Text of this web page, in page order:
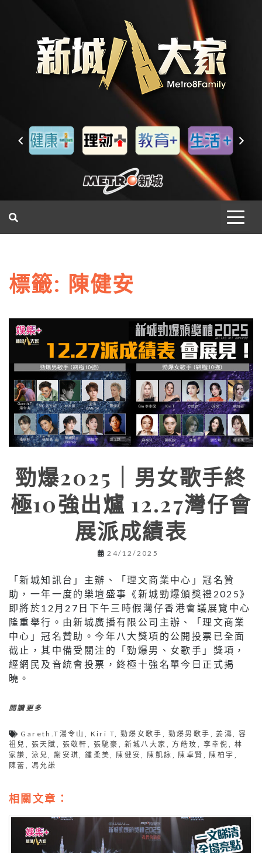
標籤: 陳健安
勁爆2025｜男女歌手終
極10強出爐 12.27灣仔會
展派成績表
24/12/2025
「新城知訊台」主辦、「理文商業中心」冠名贊
助，一年一度的樂壇盛事《新城勁爆頒獎禮2025》
即將於12月27日下午三時假灣仔香港會議展覽中心
隆重舉行。由新城廣播有限公司主辦、「理文商業
中心」冠名贊助。今年八大獎項的公開投票已全面
截止，其中備受關注的「勁爆男、女歌手」獎項，
經網民及音統會投票，終極十強名單今日正式揭
曉。
閱讀更多
Gareth.T湯令山 , Kiri T, 勁爆女歌手 , 勁爆男歌手 ,姜濤,容
祖兒 , 張天賦 , 張敬軒 , 張馳豪 , 新城八大家 ,方皓玟 , 李幸倪 , 林
家謙 , 泳兒,謝安琪,鍾柔美, 陳健安, 陳凱詠 , 陳卓賢 , 陳柏宇 ,
陳蕾 , 馮允謙
相關文章：